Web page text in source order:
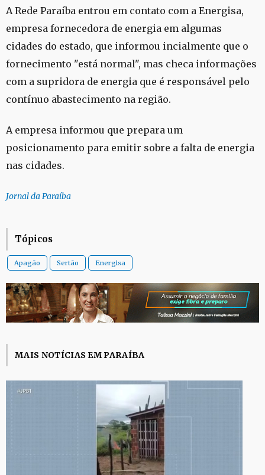
A Rede Paraíba entrou em contato com a Energisa,
empresa fornecedora de energia em algumas
cidades do estado, que informou incialmente que o
fornecimento "está normal", mas checa informações
com a supridora de energia que é responsável pelo
contínuo abastecimento na região.
A empresa informou que prepara um
posicionamento para emitir sobre a falta de energia
nas cidades.
Jornal da Paraíba
Tópicos
Apagão Sertão Energisa
MAIS NOTÍCIAS EM PARAÍBA